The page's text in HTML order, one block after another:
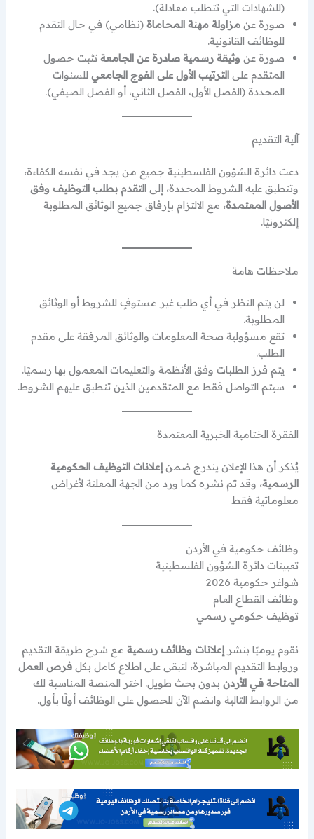
(للشهادات التي تتطلب معادلة).
صورة عنمزاولة مهنة المحاماة (نظامي) في حال التقدم
للوظائف القانونية.
صورة عنوثيقة رسمية صادرة عن الجامعة تثبت حصول
المتقدم علىالترتيب الأول على الفوج الجامعي للسنوات
المحددة (الفصل الأول، الفصل الثاني، أو الفصل الصيفي).
آلية التقديم
دعت دائرة الشؤون الفلسطينية جميع من يجد في نفسه الكفاءة،
وتنطبق عليه الشروط المحددة، إلىالتقدم بطلب التوظيف وفق
الأصول المعتمدة، مع الالتزام بإرفاق جميع الوثائق المطلوبة
إلكترونيًا.
ملاحظات هامة
لن يتم النظر في أي طلب غير مستوفٍ للشروط أو الوثائق
المطلوبة.
تقع مسؤولية صحة المعلومات والوثائق المرفقة على مقدم
الطلب.
يتم فرز الطلبات وفق الأنظمة والتعليمات المعمول بها رسميًا.
سيتم التواصل فقط مع المتقدمين الذين تنطبق عليهم الشروط.
الفقرة الختامية الخبرية المعتمدة
يُذكر أن هذا الإعلان يندرج ضمنإعلانات التوظيف الحكومية
الرسمية، وقد تم نشره كما ورد من الجهة المعلنة لأغراض
معلوماتية فقط.
وظائف حكومية في الأردن
تعيينات دائرة الشؤون الفلسطينية
شواغر حكومية 2026
وظائف القطاع العام
توظيف حكومي رسمي
نقوم يوميًا بنشرإعلانات وظائف رسمية مع شرح طريقة التقديم
وروابط التقديم المباشرة، لتبقى على اطلاع كامل بكلفرص العمل
المتاحة في الأردن بدون بحث طويل. اختر المنصة المناسبة لك
من الروابط التالية وانضم الآن للحصول على الوظائف أولًا بأول.